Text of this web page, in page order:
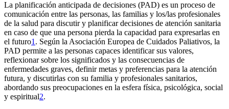
La planificación anticipada de decisiones (PAD) es un proceso de
comunicación entre las personas, las familias y los/las profesionales
de la salud para discutir y planificar decisiones de atención sanitaria
en caso de que una persona pierda la capacidad para expresarlas en
el futuro1. Según la Asociación Europea de Cuidados Paliativos, la
PAD permite a las personas capaces identificar sus valores,
reflexionar sobre los significados y las consecuencias de
enfermedades graves, definir metas y preferencias para la atención
futura, y discutirlas con su familia y profesionales sanitarios,
abordando sus preocupaciones en la esfera física, psicológica, social
y espiritual2.